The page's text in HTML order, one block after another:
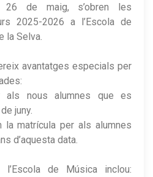
de maig, s’obren les
2025-2026 a l’Escola de
la Selva.
avantatges especials per
als nous alumnes que es
juny.
la matrícula per als alumnes
d’aquesta data.
de Música inclou: